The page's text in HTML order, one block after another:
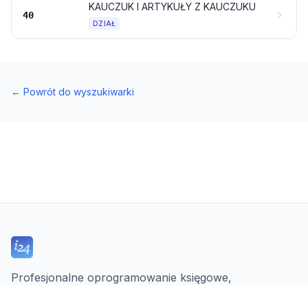
40
KAUCZUK I ARTYKUŁY Z KAUCZUKU
DZIAŁ
← Powrót do wyszukiwarki
Profesjonalne oprogramowanie księgowe,